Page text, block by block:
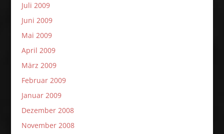
Juli 2009
Juni 2009
Mai 2009
April 2009
März 2009
Februar 2009
Januar 2009
Dezember 2008
November 2008